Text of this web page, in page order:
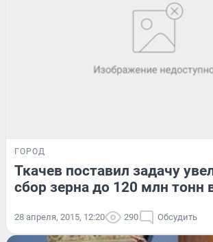
ГОРОД
Ткачев поставил задачу
сбор зерна до 120 млн тонн
28 апреля, 2015, 12:20 290 Обсудить